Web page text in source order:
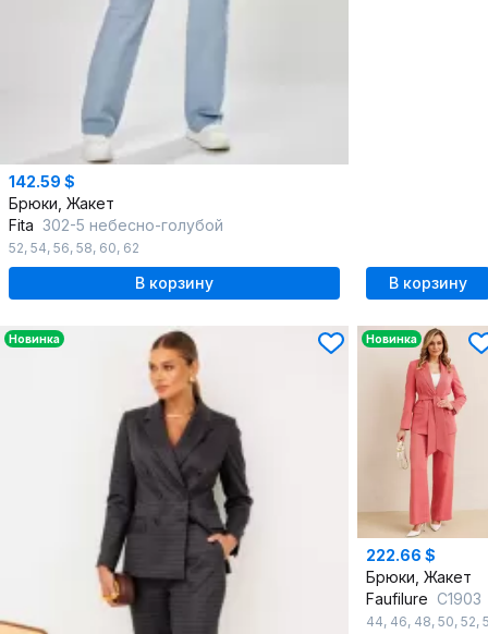
142.59 $
Брюки, Жакет
Fita 302-5 небесно-голубой
52, 54, 56, 58, 60, 62
В корзину В корзину
Новинка Новинка
222.66 $
Брюки, Жакет
Faufilure С1903
44, 46, 48, 50, 52,